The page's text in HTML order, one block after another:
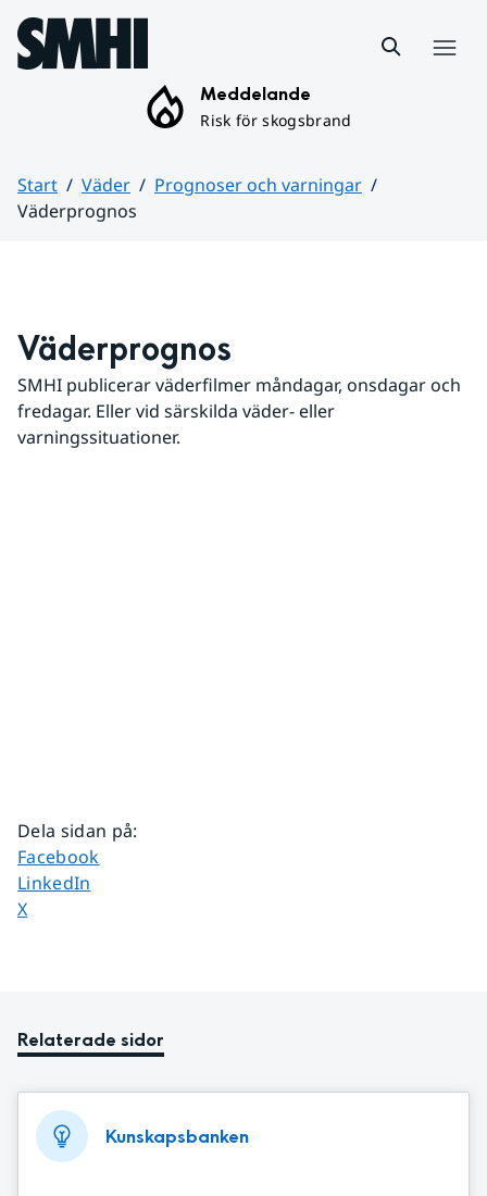
Hoppa till sidans innehåll
Meddelande
Risk för skogsbrand
Start Väder
Prognoser och varningar
Väderprognos
Väderprognos
SMHI publicerar väderfilmer måndagar, onsdagar och
fredagar. Eller vid särskilda väder- eller
varningssituationer.
Dela sidan på:
Dela sidan på
Facebook
Dela sidan på
LinkedIn
Dela sidan på
X
Relaterade sidor
Kunskapsbanken